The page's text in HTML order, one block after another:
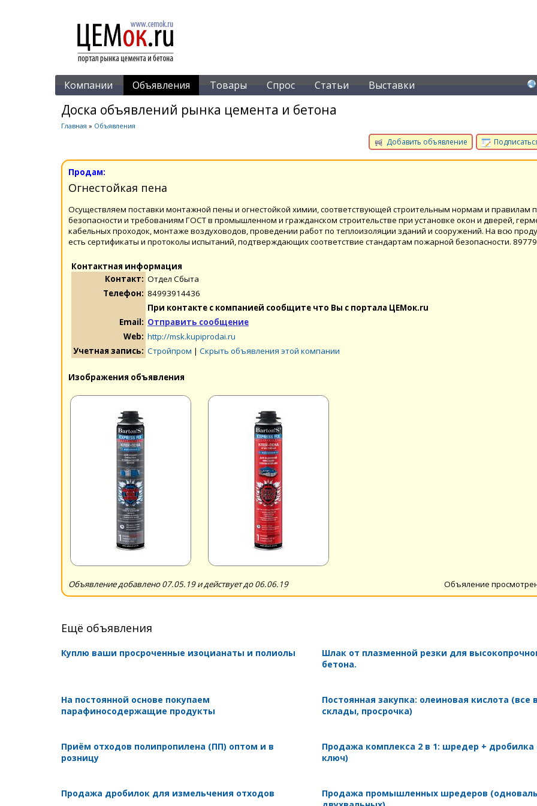
Компании Объявления Товары Спрос Статьи Выставки
Доска объявлений рынка цемента и бетона
Главная » Объявления
Добавить объявление
Продам:
Огнестойкая пена
Осуществляем поставки монтажной пены и огнестойкой химии, соответствующей строительным нормам и правилам
безопасности и требованиям ГОСТ в промышленном и гражданском строительстве при установке окон и дверей,
кабельных проходок, монтаже воздуховодов, проведении работ по теплоизоляции зданий и сооружений. На всю
есть сертификаты и протоколы испытаний, подтверждающих соответствие стандартам пожарной безопасности.
Контактная информация
Контакт: Отдел Сбыта
Телефон: 84993914436
При контакте с компанией сообщите что Вы с портала ЦЕМок.ru
Email: Отправить сообщение
Web: http://msk.kupiprodai.ru
Учетная запись: Стройпром | Скрыть объявления этой компании
Изображения объявления
Объяление
Объявление добавлено 07.05.19 и действует до 06.06.19
Ещё объявления
Куплю ваши просроченные изоцианаты и полиолы
Шлак от плазменной резки для
бетона.
На постоянной основе покупаем
парафиносодержащие продукты
Постоянная закупка: олеиновая кислота (все
склады, просрочка)
Приём отходов полипропилена (ПП) оптом и в
розницу
Продажа комплекса 2 в 1: шредер + дробилка
ключ)
Продажа дробилок для измельчения отходов
Продажа промышленных шредеров